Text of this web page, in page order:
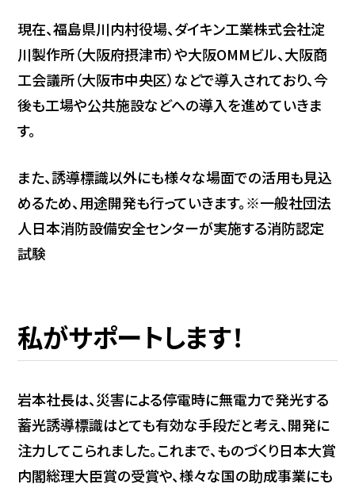
現在、福島県川内村役場、ダイキン工業株式会社淀
川製作所（大阪府摂津市）や大阪OMMビル、大阪商
工会議所（大阪市中央区）などで導入されており、今
後も工場や公共施設などへの導入を進めていきま
す。
また、誘導標識以外にも様々な場面での活用も見込
めるため、用途開発も行っていきます。※一般社団法
人日本消防設備安全センターが実施する消防認定
試験
私がサポートします！
岩本社長は、災害による停電時に無電力で発光する
蓄光誘導標識はとても有効な手段だと考え、開発に
注力してこられました。これまで、ものづくり日本大賞
内閣総理大臣賞の受賞や、様々な国の助成事業にも